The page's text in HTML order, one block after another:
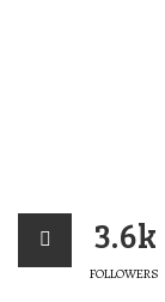
3.6k
FOLLOWERS